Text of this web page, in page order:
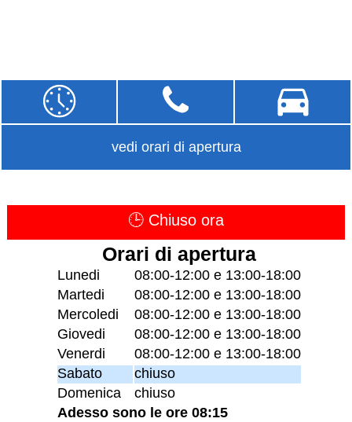
vedi orari di apertura
🕒 Chiuso ora
Orari di apertura
Lunedi
08:00-12:00 e 13:00-18:00
Martedi
08:00-12:00 e 13:00-18:00
Mercoledi
08:00-12:00 e 13:00-18:00
Giovedi
08:00-12:00 e 13:00-18:00
Venerdi
08:00-12:00 e 13:00-18:00
Sabato
chiuso
Domenica
chiuso
Adesso sono le ore 08:15